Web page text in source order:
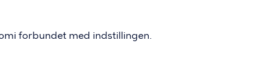
forbundet med indstillingen.